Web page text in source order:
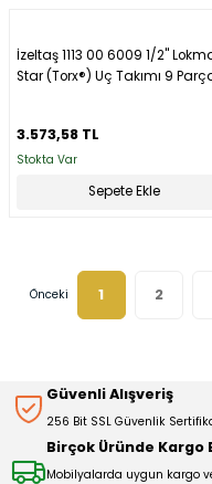
İzeltaş 1113 00 6009 1/2''
Star (Torx®) Uç Takımı 9
3.573,58 TL
Stokta Var
Sepete Ekle
1 2
Güvenli Alışveriş
256 Bit SSL Güvenlik
Birçok Üründe Kargo
Mobilyalarda uygun kargo